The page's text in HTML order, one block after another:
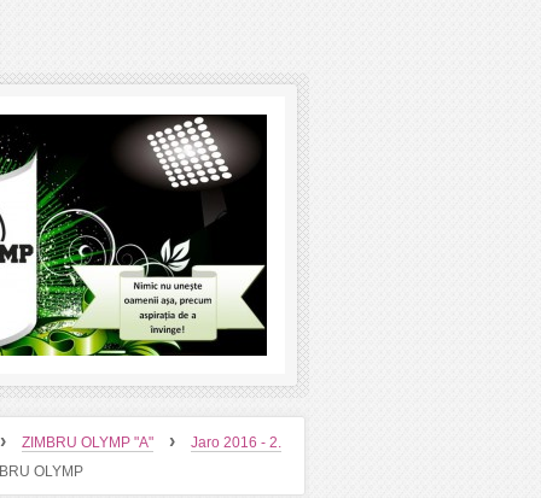
› ZIMBRU OLYMP "A" ›
Jaro 2016 - 2.
OLYMP